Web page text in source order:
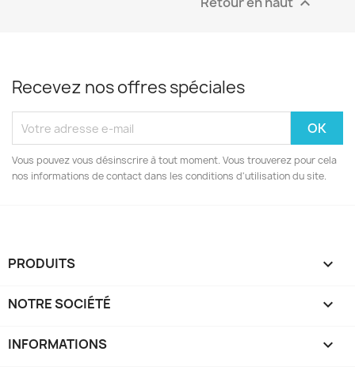
Recevez nos offres spéciales
Vous pouvez vous désinscrire à tout moment. Vous trouverez pour cela
nos informations de contact dans les conditions d'utilisation du site.
PRODUITS 
NOTRE SOCIÉTÉ 
INFORMATIONS keyboard_arrow_down